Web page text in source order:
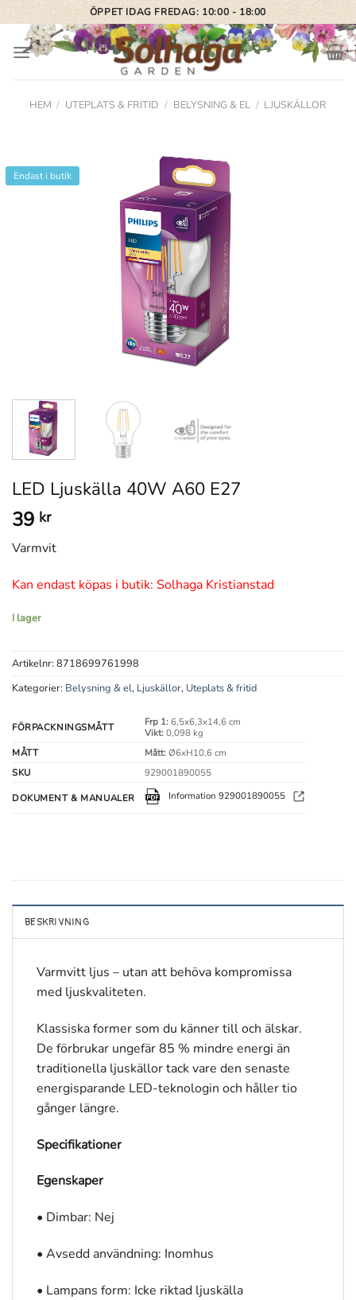
Skip
to
content
ÖPPET IDAG FREDAG: 10:00 - 18:00
HEM / UTEPLATS & FRITID / BELYSNING & EL / LJUSKÄLLOR
Endast i butik
LED Ljuskälla 40W A60 E27
39 kr
Varmvit
Kan endast köpas i butik: Solhaga Kristianstad
I lager
Artikelnr: 8718699761998
Kategorier: Belysning & el, Ljuskällor, Uteplats & fritid
FÖRPACKNINGSMÅTT Frp 1:6,5x6,3x14,6 cm
Vikt:0,098 kg
MÅTT
Mått:Ø6xH10,6 cm
SKU
929001890055
DOKUMENT & MANUALER
Information 929001890055
BESKRIVNING
Varmvitt ljus – utan att behöva kompromissa
med ljuskvaliteten.
Klassiska former som du känner till och älskar.
De förbrukar ungefär 85 % mindre energi än
traditionella ljuskällor tack vare den senaste
energisparande LED-teknologin och håller tio
gånger längre.
Specifikationer
Egenskaper
• Dimbar: Nej
• Avsedd användning: Inomhus
• Lampans form: Icke riktad ljuskälla